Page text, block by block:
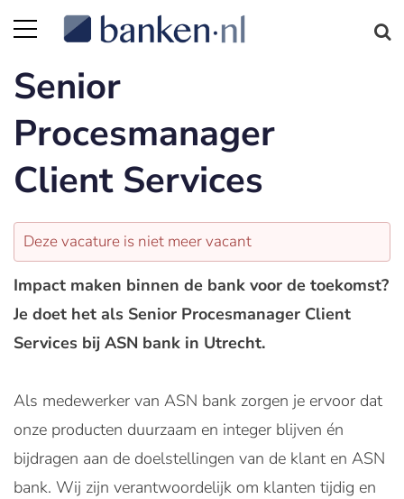
Senior
Procesmanager
Client Services
Deze vacature is niet meer vacant
Impact maken binnen de bank voor de toekomst?
Je doet het als Senior Procesmanager Client
Services bij ASN bank in Utrecht.
Als medewerker van ASN bank zorgen je ervoor dat
onze producten duurzaam en integer blijven én
bijdragen aan de doelstellingen van de klant en ASN
bank. Wij zijn verantwoordelijk om klanten tijdig en